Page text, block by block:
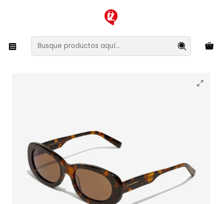
XMAS SALE ¡Compra antes de que la oferta termine!
Lentes y Accesorios Lentes de Sol
Lentes de Sol Hawkers Southside HSSI22WEX0